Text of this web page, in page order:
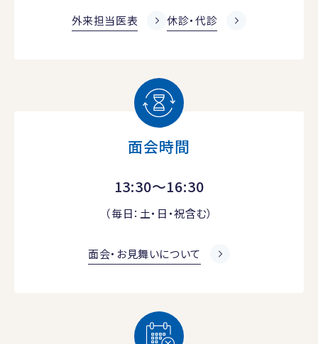
外来担当医表 休診・代診
面会時間
13:30～16:30
（毎日：土・日・祝含む）
面会・お見舞いについて